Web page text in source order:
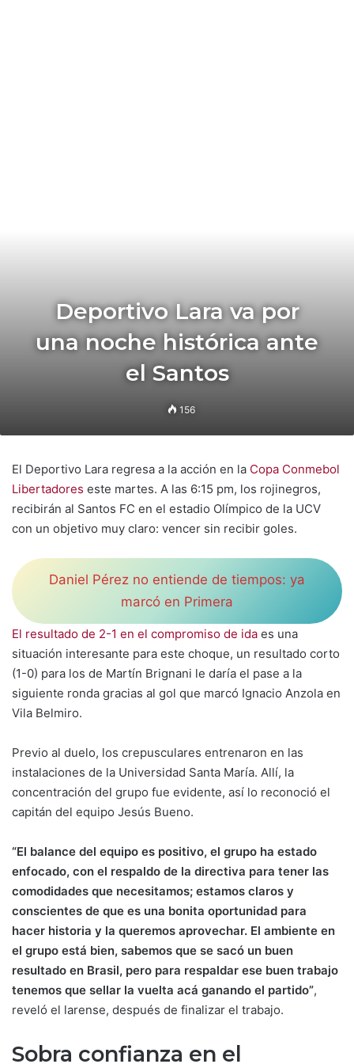
Deportivo Lara va por
una noche histórica ante
el Santos
156
El Deportivo Lara regresa a la acción en la Copa Conmebol
Libertadores este martes. A las 6:15 pm, los rojinegros,
recibirán al Santos FC en el estadio Olímpico de la UCV
con un objetivo muy claro: vencer sin recibir goles.
Daniel Pérez no entiende de tiempos: ya
marcó en Primera
El resultado de 2-1 en el compromiso de ida es una
situación interesante para este choque, un resultado corto
(1-0) para los de Martín Brignani le daría el pase a la
siguiente ronda gracias al gol que marcó Ignacio Anzola en
Vila Belmiro.
Previo al duelo, los crepusculares entrenaron en las
instalaciones de la Universidad Santa María. Allí, la
concentración del grupo fue evidente, así lo reconoció el
capitán del equipo Jesús Bueno.
“El balance del equipo es positivo, el grupo ha estado
enfocado, con el respaldo de la directiva para tener las
comodidades que necesitamos; estamos claros y
conscientes de que es una bonita oportunidad para
hacer historia y la queremos aprovechar. El ambiente en
el grupo está bien, sabemos que se sacó un buen
resultado en Brasil, pero para respaldar ese buen trabajo
tenemos que sellar la vuelta acá ganando el partido”,
reveló el larense, después de finalizar el trabajo.
Sobra confianza en el